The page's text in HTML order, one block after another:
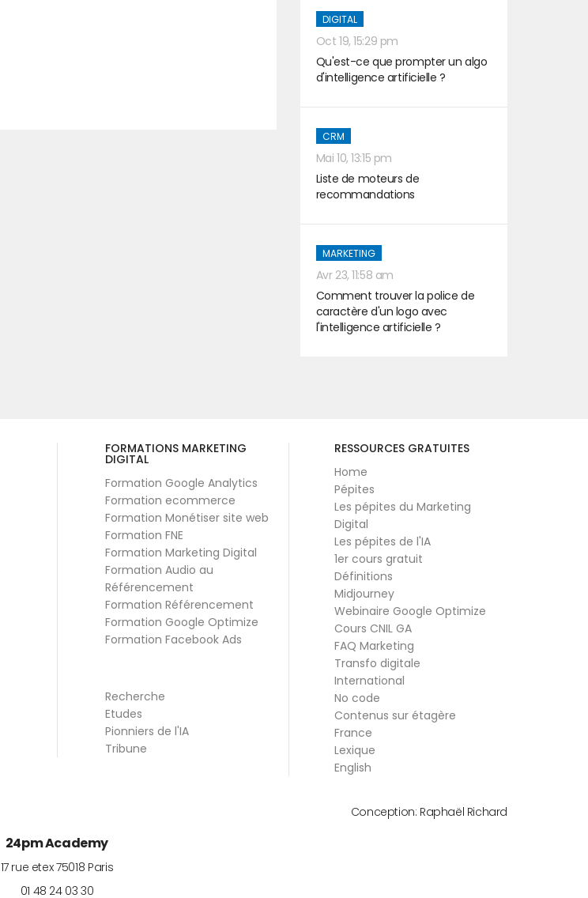
DIGITAL
Oct 19, 15:29 pm
Qu'est-ce que prompter un algo
d'intelligence artificielle ?
CRM
Mai 10, 13:15 pm
Liste de moteurs de
recommandations
MARKETING
Avr 23, 11:58 am
Comment trouver la police de
caractère d'un logo avec
l'intelligence artificielle ?
FORMATIONS MARKETING
DIGITAL
Formation Google Analytics
Formation ecommerce
Formation Monétiser site web
Formation FNE
Formation Marketing Digital
Formation Audio au
Référencement
Formation Référencement
Formation Google Optimize
Formation Facebook Ads
Recherche
Etudes
Pionniers de l'IA
Tribune
RESSOURCES GRATUITES
Home
Pépites
Les pépites du Marketing
Digital
Les pépites de l'IA
1er cours gratuit
Définitions
Midjourney
Webinaire Google Optimize
Cours CNIL GA
FAQ Marketing
Transfo digitale
International
No code
Contenus sur étagère
France
Lexique
English
Conception: Raphaël Richard
24pm Academy
17 rue etex 75018 Paris
01 48 24 03 30